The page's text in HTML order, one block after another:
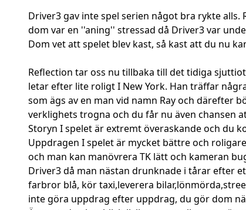
Driver3 gav inte spel serien något bra rykte
dom var en ''aning'' stressad då Driver3 var
Dom vet att spelet blev kast, så kast att du nu
Reflection tar oss nu tillbaka till det tidiga
letar efter lite roligt I New York. Han träffar
som ägs av en man vid namn Ray och därefter
verklighets trogna och du får nu även chansen
Storyn I spelet är extremt överaskande och du
Uppdragen I spelet är mycket bättre och
och man kan manövrera TK lätt och kameran
Driver3 då man nästan drunknade i tårar efter
farbror blå, kör taxi,leverera
inte göra uppdrag efter uppdrag, du gör dom